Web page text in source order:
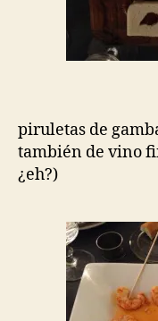
piruletas de
también de vino
¿eh?)